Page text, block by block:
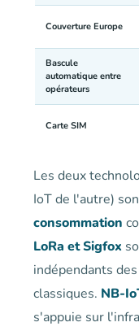
Couverture Europe
Bascule
automatique entre
opérateurs
Carte SIM
Les deux
IoT de l'autre)
consommation
LoRa et Sigfox
indépendants
classiques. NB-
s'appuie sur